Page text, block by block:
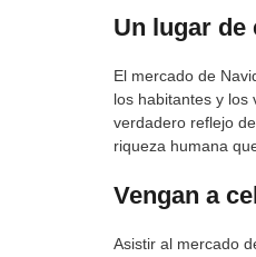
Un lugar de
El mercado de
los habitantes y los
verdadero reflejo
riqueza humana
Vengan a
Asistir al mercado